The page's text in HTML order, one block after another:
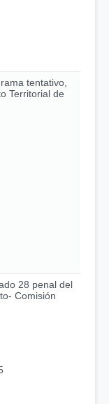
tentativo,
Territorial de
28 penal del
Comisión